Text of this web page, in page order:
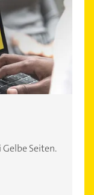
Seiten.